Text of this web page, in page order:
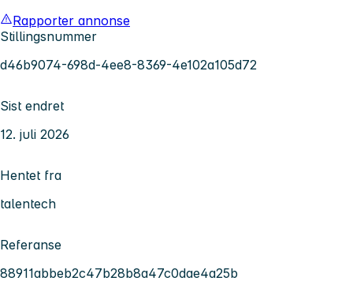
Rapporter annonse
Stillingsnummer
d46b9074-698d-4ee8-8369-4e102a105d72
Sist endret
12. juli 2026
Hentet fra
talentech
Referanse
88911abbeb2c47b28b8a47c0dae4a25b